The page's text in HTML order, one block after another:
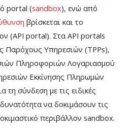
portal (sandbox), ενώ από
βρίσκεται και το
(API portal). Στα API portals
Παρόχους Υπηρεσιών (TPPs),
Πληροφοριών Λογαριασμού
Εκκίνησης Πληρωμών
τη σύνδεση με τις ειδικές
να δοκιμάσουν τις
περιβάλλον sandbox.